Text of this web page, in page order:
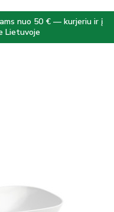
nuo 50 € — kurjeriu ir į
Lietuvoje